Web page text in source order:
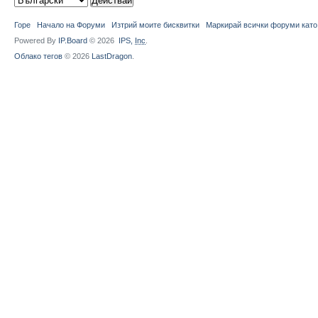
Горе Начало на Форуми Изтрий моите бисквитки
Маркирай всички форуми
Powered By IP.Board © 2026 IPS, Inc
Облако тегов © 2026 LastDragon